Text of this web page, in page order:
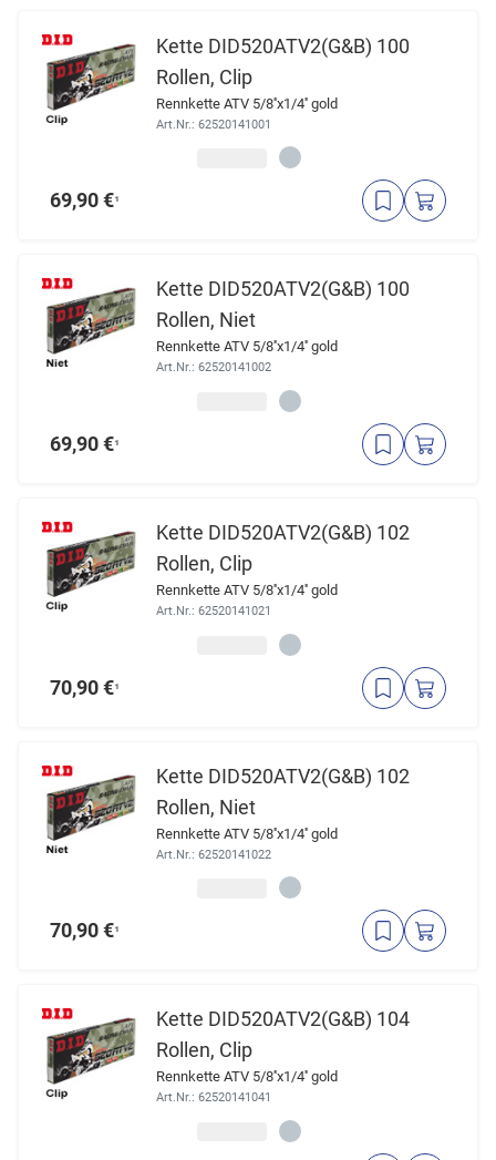
Kette DID520ATV2(G&B) 100
Rollen, Clip
Rennkette ATV 5/8''x1/4'' gold
Art.Nr.: 62520141001
69,90 €¹
Kette DID520ATV2(G&B) 100
Rollen, Niet
Rennkette ATV 5/8''x1/4'' gold
Art.Nr.: 62520141002
69,90 €¹
Kette DID520ATV2(G&B) 102
Rollen, Clip
Rennkette ATV 5/8''x1/4'' gold
Art.Nr.: 62520141021
70,90 €¹
Kette DID520ATV2(G&B) 102
Rollen, Niet
Rennkette ATV 5/8''x1/4'' gold
Art.Nr.: 62520141022
70,90 €¹
Kette DID520ATV2(G&B) 104
Rollen, Clip
Rennkette ATV 5/8''x1/4'' gold
Art.Nr.: 62520141041